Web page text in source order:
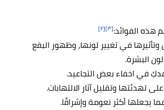
هذه الفوائد:[٣] [٢]
في تغيير لونها، وظهور البقع
البشرة.
في اخفاء بعض التجاعيد.
تهدئتها وتقليل آثار الالتهابات.
أكثر نعومة وإشراقًا.